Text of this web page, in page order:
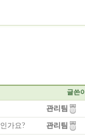
글쓴이
관리팀
가요? 관리팀